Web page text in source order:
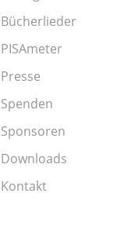
Bücherlieder
PISAmeter
Presse
Spenden
Sponsoren
Downloads
Kontakt